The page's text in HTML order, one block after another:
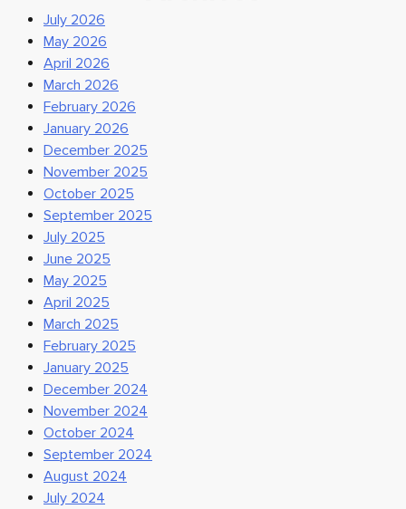
July 2026
May 2026
April 2026
March 2026
February 2026
January 2026
December 2025
November 2025
October 2025
September 2025
July 2025
June 2025
May 2025
April 2025
March 2025
February 2025
January 2025
December 2024
November 2024
October 2024
September 2024
August 2024
July 2024